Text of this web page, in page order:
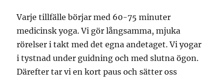
Varje tillfälle börjar med 60-75 minuter
medicinsk yoga. Vi gör långsamma, mjuka
rörelser i takt med det egna andetaget. Vi yogar
i tystnad under guidning och med slutna ögon.
Därefter tar vi en kort paus och sätter oss